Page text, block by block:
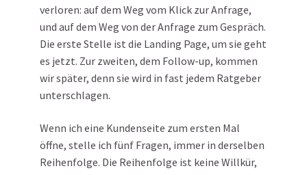
verloren: auf dem Weg vom Klick zur Anfrage,
und auf dem Weg von der Anfrage zum Gespräch.
Die erste Stelle ist die Landing Page, um sie geht
es jetzt. Zur zweiten, dem Follow-up, kommen
wir später, denn sie wird in fast jedem Ratgeber
unterschlagen.
Wenn ich eine Kundenseite zum ersten Mal
öffne, stelle ich fünf Fragen, immer in derselben
Reihenfolge. Die Reihenfolge ist keine Willkür,